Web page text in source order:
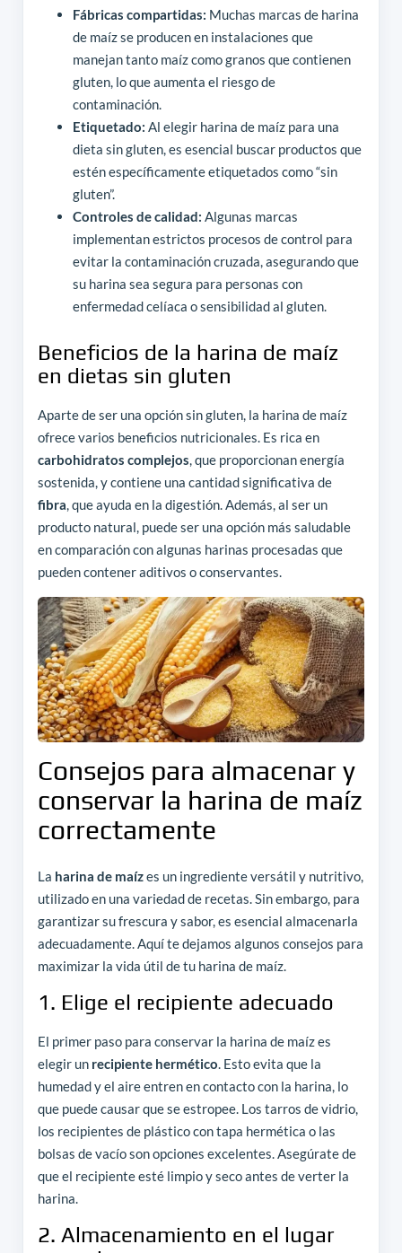
Fábricas compartidas: Muchas marcas de harina
de maíz se producen en instalaciones que
manejan tanto maíz como granos que contienen
gluten, lo que aumenta el riesgo de
contaminación.
Etiquetado: Al elegir harina de maíz para una
dieta sin gluten, es esencial buscar productos que
estén específicamente etiquetados como “sin
gluten”.
Controles de calidad: Algunas marcas
implementan estrictos procesos de control para
evitar la contaminación cruzada, asegurando que
su harina sea segura para personas con
enfermedad celíaca o sensibilidad al gluten.
Beneficios de la harina de maíz
en dietas sin gluten
Aparte de ser una opción sin gluten, la harina de maíz
ofrece varios beneficios nutricionales. Es rica en
carbohidratos complejos, que proporcionan energía
sostenida, y contiene una cantidad significativa de
fibra, que ayuda en la digestión. Además, al ser un
producto natural, puede ser una opción más saludable
en comparación con algunas harinas procesadas que
pueden contener aditivos o conservantes.
Consejos para almacenar y
conservar la harina de maíz
correctamente
La harina de maízes un ingrediente versátil y nutritivo,
utilizado en una variedad de recetas. Sin embargo, para
garantizar su frescura y sabor, es esencial almacenarla
adecuadamente. Aquí te dejamos algunos consejos para
maximizar la vida útil de tu harina de maíz.
1. Elige el recipiente adecuado
El primer paso para conservar la harina de maíz es
elegir un recipiente hermético. Esto evita que la
humedad y el aire entren en contacto con la harina, lo
que puede causar que se estropee. Los tarros de vidrio,
los recipientes de plástico con tapa hermética o las
bolsas de vacío son opciones excelentes. Asegúrate de
que el recipiente esté limpio y seco antes de verter la
harina.
2. Almacenamiento en el lugar